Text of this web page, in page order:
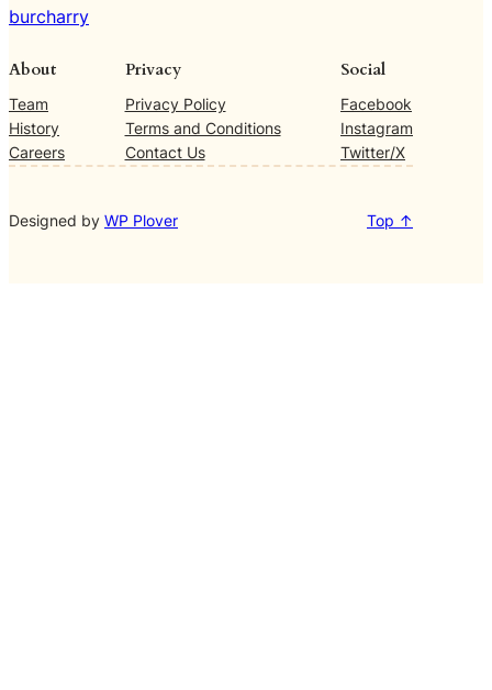
burcharry
About
Team
History
Careers
Privacy
Privacy Policy
Terms and Conditions
Contact Us
Social
Facebook
Instagram
Twitter/X
Designed by WP Plover Top ↑